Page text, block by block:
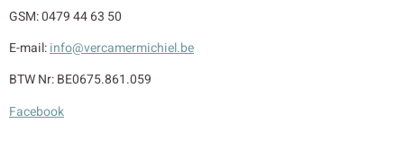
GSM: 0479 44 63 50
E-mail:info@vercamermichiel.be
BTW Nr: BE0675.861.059
Facebook